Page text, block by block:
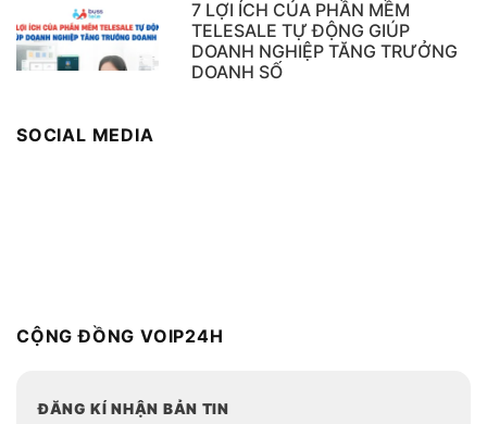
7 LỢI ÍCH CỦA PHẦN MỀM
TELESALE TỰ ĐỘNG GIÚP
DOANH NGHIỆP TĂNG TRƯỞNG
DOANH SỐ
SOCIAL MEDIA
CỘNG ĐỒNG VOIP24H
ĐĂNG KÍ NHẬN BẢN TIN